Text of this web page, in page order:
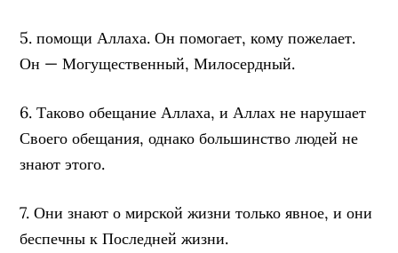
5. помощи Аллаха. Он помогает, кому пожелает.
Он — Могущественный, Милосердный.
6. Таково обещание Аллаха, и Аллах не нарушает
Своего обещания, однако большинство людей не
знают этого.
7. Они знают о мирской жизни только явное, и они
беспечны к Последней жизни.